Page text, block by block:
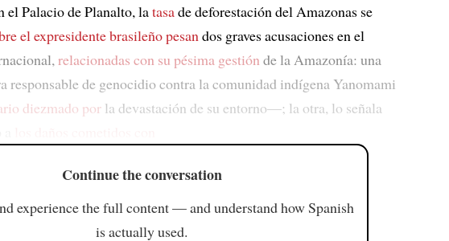
el Palacio de Planalto, latasade deforestación del Amazonas se
el expresidente brasileño pesan dos graves acusaciones en el
relacionadas con su pésima gestión de la Amazonía: una
responsable de genocidio contra la comunidad indígena Yanomami
diezmado por la devastación de su entorno—; la otra, lo señala
Continue the conversation
experience the full content — and understand how Spanish
is actually used.